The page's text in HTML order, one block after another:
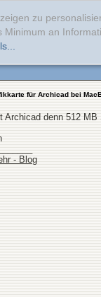
zu
an
für Archicad bei
Archicad denn 512
- Blog